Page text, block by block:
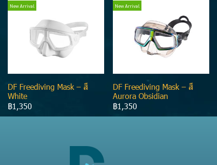
New Arrival
DF Freediving Mask – สี
White
฿1,350
New Arrival
DF Freediving Mask – สี
Aurora Obsidian
฿1,350